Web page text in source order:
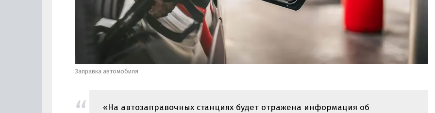
Заправка автомобиля
«На автозаправочных станциях будет отражена информация об